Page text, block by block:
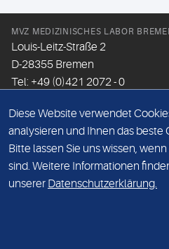
MVZ MEDIZINISCHES LABOR
Louis-Leitz-Straße 2
D-28355 Bremen
Tel: +49 (0)421 2072 - 0
Email:info@mlhb.de
DATENSCHUTZ
IMPRESSUM
Diese Website verwendet
analysieren und Ihnen das beste
Bitte lassen Sie uns wissen,
sind. Weitere Informationen
unserer Datenschutzerklärung.